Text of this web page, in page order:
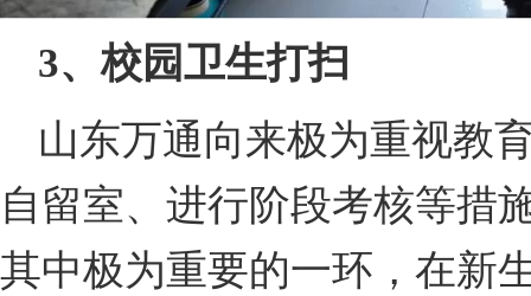
3、校园卫生打扫
山东万通向来极为重视教
自留室、进行阶段考核等措
其中极为重要的一环，在新